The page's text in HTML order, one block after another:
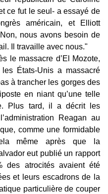
ce fut le seul- a essayé de
américain, et Elliott
nous avons besoin de
Il travaille avec nous."
le massacre d’El Mozote,
États-Unis a massacré
à trancher les gorges des
en niant qu’une telle
Plus tard, il a décrit les
Reagan au
comme une formidable
même après que la
eut publié un rapport
des atrocités avaient été
et leurs escadrons de la
particulière de couper